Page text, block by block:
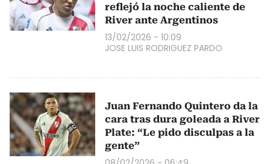
reflejó la noche caliente de
River ante Argentinos
13/02/2026 - 10:09
JOSE LUIS RODRIGUEZ PARDO
Juan Fernando Quintero da la
cara tras dura goleada a River
Plate: “Le pido disculpas a la
gente”